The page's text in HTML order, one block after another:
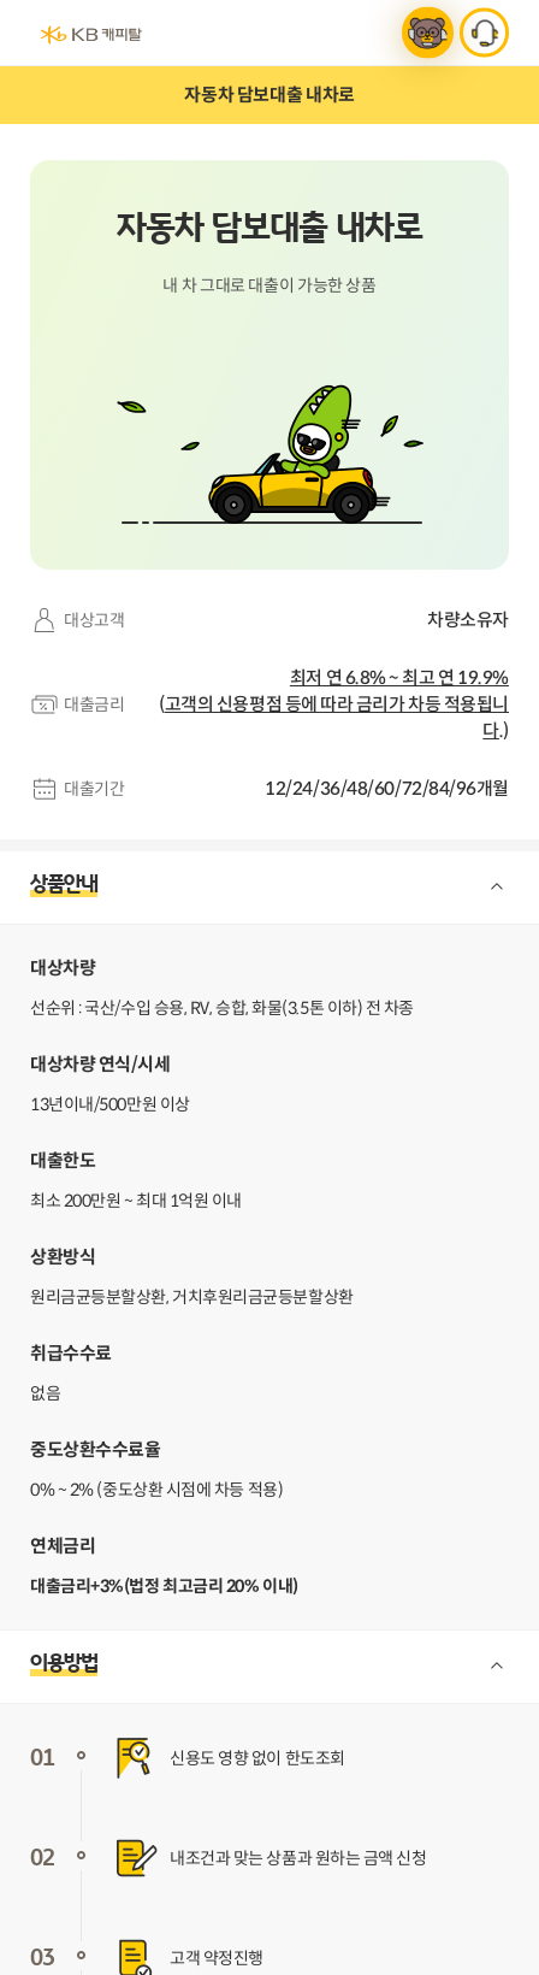
로그인
자동차 담보대출 내차로
자동차 담보대출 내차로
내 차 그대로 대출이 가능한 상품
대상고객 차량소유자
대출금리
최저 연 6.8% ~ 최고 연 19.9%
(고객의 신용평점 등에 따라 금리가 차등 적용됩니
다.)
대출기간 12/24/36/48/60/72/84/96개월
상품안내
대상차량
선순위 : 국산/수입 승용, RV, 승합, 화물(3.5톤 이하) 전 차종
대상차량 연식/시세
13년이내/500만원 이상
대출한도
최소 200만원 ~ 최대 1억원 이내
상환방식
원리금균등분할상환, 거치후원리금균등분할상환
취급수수료
없음
중도상환수수료율
0% ~ 2% (중도상환 시점에 차등 적용)
연체금리
대출금리+3%(법정 최고금리 20% 이내)
이용방법
01 신용도 영향 없이 한도조회
02 내조건과 맞는 상품과 원하는 금액 신청
03 고객 약정진행